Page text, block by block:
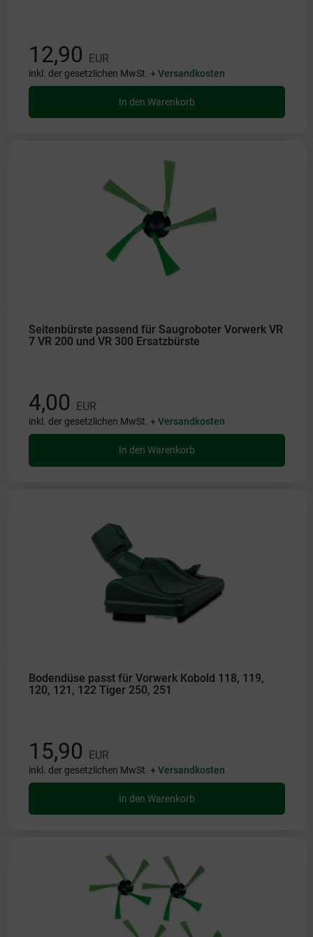
12,90 EUR
inkl. der gesetzlichen MwSt. +Versandkosten
In den Warenkorb
Seitenbürste passend für Saugroboter Vorwerk VR
7 VR 200 und VR 300 Ersatzbürste
4,00 EUR
inkl. der gesetzlichen MwSt. +Versandkosten
In den Warenkorb
Bodendüse passt für Vorwerk Kobold 118, 119,
120, 121, 122 Tiger 250, 251
15,90 EUR
inkl. der gesetzlichen MwSt. +Versandkosten
In den Warenkorb